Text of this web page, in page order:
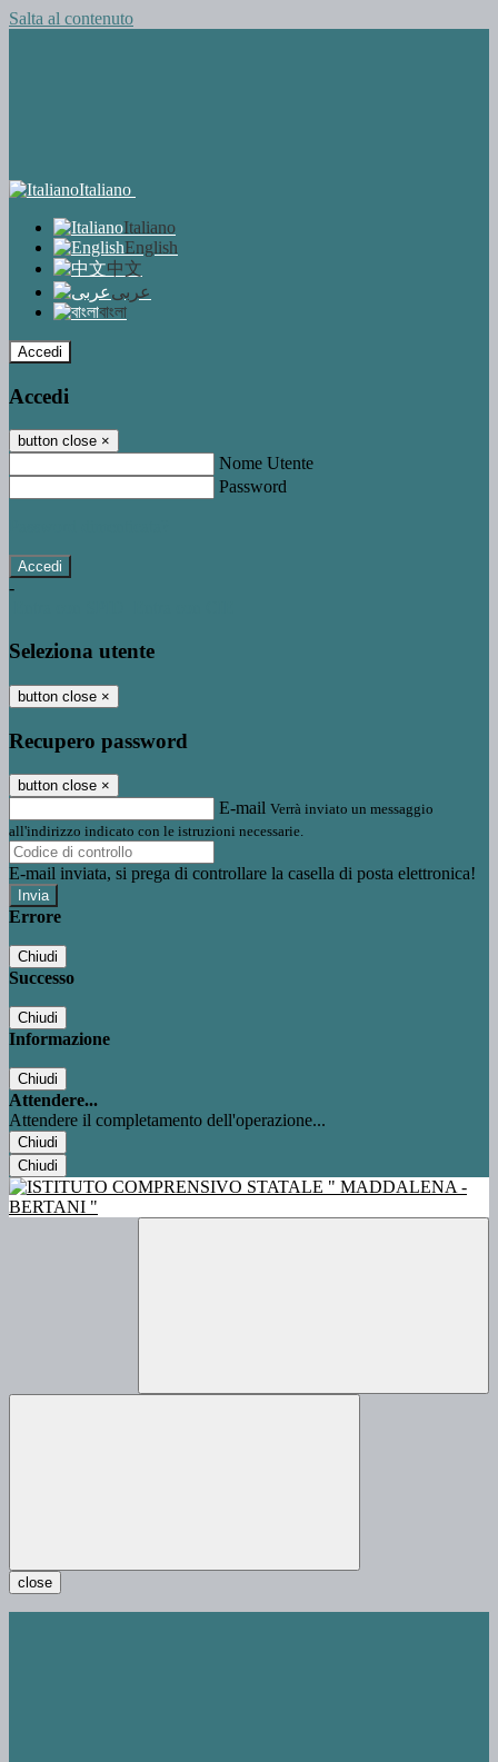
Salta al contenuto
Italiano
Italiano
English
中文
عربى
বাংলা
Accedi
Accedi
button close ×
Nome Utente
Password
-
Seleziona utente
button close ×
Recupero password
button close ×
E-mail Verrà inviato un messaggio
all'indirizzo indicato con le istruzioni necessarie.
E-mail inviata, si prega di controllare la casella di posta elettronica!
Errore
Chiudi
Successo
Chiudi
Informazione
Chiudi
Attendere...
Attendere il completamento dell'operazione...
Chiudi
Chiudi
close